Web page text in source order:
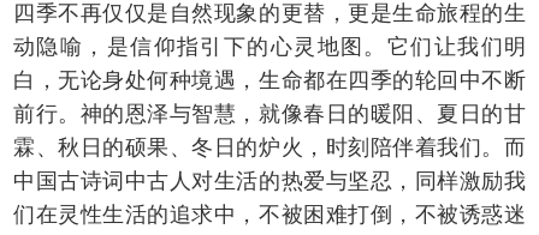
四季不再仅仅是自然现象的更替，更是生命旅程的生
动隐喻，是信仰指引下的心灵地图。它们让我们明
白，无论身处何种境遇，生命都在四季的轮回中不断
前行。神的恩泽与智慧，就像春日的暖阳、夏日的甘
霖、秋日的硕果、冬日的炉火，时刻陪伴着我们。而
中国古诗词中古人对生活的热爱与坚忍，同样激励我
们在灵性生活的追求中，不被困难打倒，不被诱惑迷